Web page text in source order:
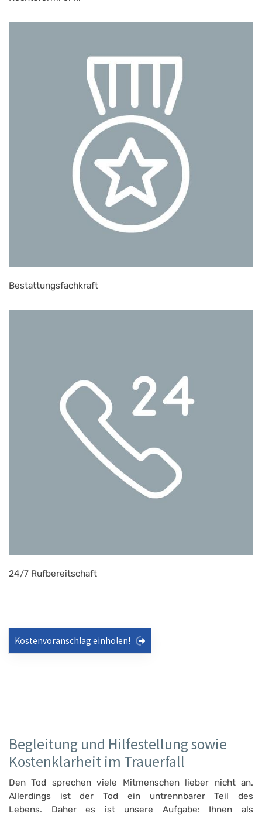
Bestattungsfachkraft
24/7 Rufbereitschaft
Kostenvoranschlag einholen!
Begleitung und Hilfestellung sowie
Kostenklarheit im Trauerfall
Den Tod sprechen viele Mitmenschen lieber nicht an.
Allerdings ist der Tod ein untrennbarer Teil des
Lebens. Daher es ist unsere Aufgabe: Ihnen als